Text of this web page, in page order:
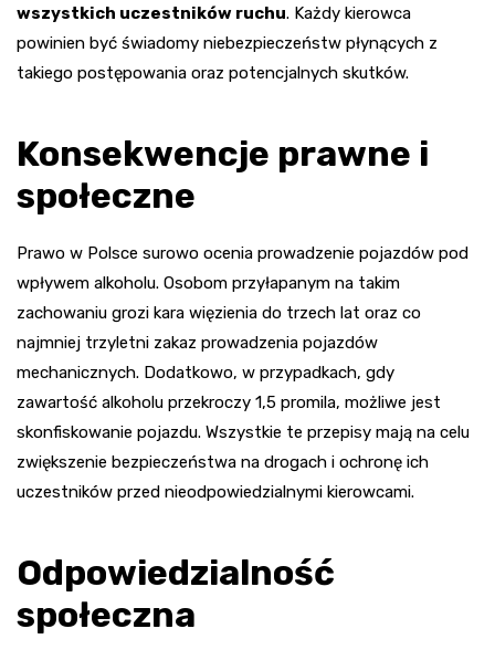
wszystkich uczestników ruchu. Każdy kierowca
powinien być świadomy niebezpieczeństw płynących z
takiego postępowania oraz potencjalnych skutków.
Konsekwencje prawne i
społeczne
Prawo w Polsce surowo ocenia prowadzenie pojazdów pod
wpływem alkoholu. Osobom przyłapanym na takim
zachowaniu grozi kara więzienia do trzech lat oraz co
najmniej trzyletni zakaz prowadzenia pojazdów
mechanicznych. Dodatkowo, w przypadkach, gdy
zawartość alkoholu przekroczy 1,5 promila, możliwe jest
skonfiskowanie pojazdu. Wszystkie te przepisy mają na celu
zwiększenie bezpieczeństwa na drogach i ochronę ich
uczestników przed nieodpowiedzialnymi kierowcami.
Odpowiedzialność
społeczna